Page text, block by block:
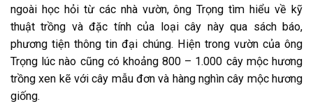
ngoài học hỏi từ các nhà vườn, ông Trọng tìm hiểu về kỹ
thuật trồng và đặc tính của loại cây này qua sách báo,
phương tiện thông tin đại chúng. Hiện trong vườn của ông
Trọng lúc nào cũng có khoảng 800 – 1.000 cây mộc hương
trồng xen kẽ với cây mẫu đơn và hàng nghìn cây mộc hương
giống.